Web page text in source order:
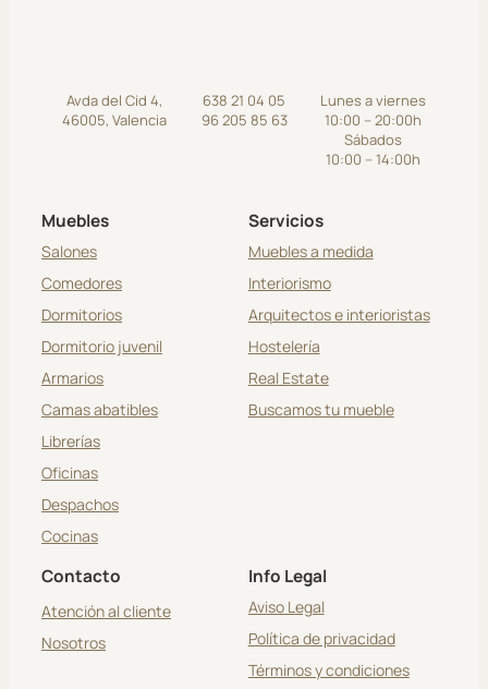
Avda del Cid 4,
46005, Valencia
638 21 04 05
96 205 85 63
Lunes a viernes
10:00 – 20:00h
Sábados
10:00 – 14:00h
Muebles
Salones
Comedores
Dormitorios
Dormitorio juvenil
Armarios
Camas abatibles
Librerías
Oficinas
Despachos
Cocinas
Servicios
Muebles a medida
Interiorismo
Arquitectos e interioristas
Hostelería
Real Estate
Buscamos tu mueble
Contacto
Atención al cliente
Nosotros
Info Legal
Aviso Legal
Política de privacidad
Términos y condiciones